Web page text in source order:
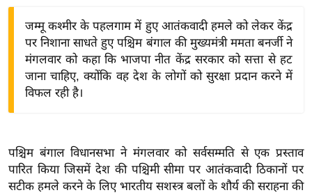
वि
शे
जम्मू कश्मीर के पहलगाम में हुए आतंकवादी हमले को लेकर केंद्र
पर निशाना साधते हुए पश्चिम बंगाल की मुख्यमंत्री ममता बनर्जी ने
मंगलवार को कहा कि भाजपा नीत केंद्र सरकार को सत्ता से हट
जाना चाहिए, क्योंकि वह देश के लोगों को सुरक्षा प्रदान करने में
विफल रही है।
पश्चिम बंगाल विधानसभा ने मंगलवार को सर्वसम्मति से एक प्रस्ताव
पारित किया जिसमें देश की पश्चिमी सीमा पर आतंकवादी ठिकानों पर
सटीक हमले करने के लिए भारतीय सशस्त्र बलों के शौर्य की सराहना की